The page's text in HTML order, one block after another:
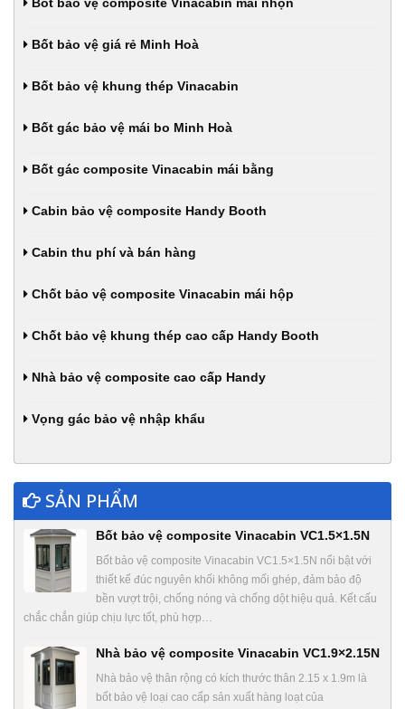
Bốt bảo vệ composite Vinacabin mái nhọn
Bốt bảo vệ giá rẻ Minh Hoà
Bốt bảo vệ khung thép Vinacabin
Bốt gác bảo vệ mái bo Minh Hoà
Bốt gác composite Vinacabin mái bằng
Cabin bảo vệ composite Handy Booth
Cabin thu phí và bán hàng
Chốt bảo vệ composite Vinacabin mái hộp
Chốt bảo vệ khung thép cao cấp Handy Booth
Nhà bảo vệ composite cao cấp Handy
Vọng gác bảo vệ nhập khẩu
SẢN PHẨM
Bốt bảo vệ composite Vinacabin VC1.5×1.5N
Bốt bảo vệ composite Vinacabin VC1.5×1.5N nổi bật với
thiết kế đúc nguyên khối không mối ghép, đảm bảo độ
bền vượt trội, chống nóng và chống dột hiệu quả. Kết cấu
chắc chắn giúp chịu lực tốt, phù hợp…
Nhà bảo vệ composite Vinacabin VC1.9×2.15N
Nhà bảo vệ thân rộng có kích thước thân 2.15 x 1.9m là
bốt bảo vệ loại cao cấp sản xuất hàng loạt của